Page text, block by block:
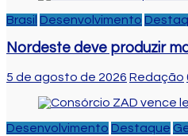
Brasil Desenvolvimento
Nordeste deve produzir
5 de agosto de 2026 Redação
Desenvolvimento Destaque